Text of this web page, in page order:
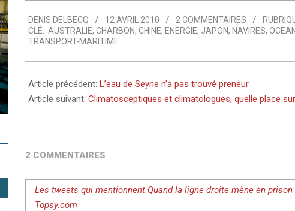
04-
12
DENIS DELBECQ 12 AVRIL 2010 2 COMMENTAIRES
CLÉ: AUSTRALIE, CHARBON, CHINE, ENERGIE, JAPON, NAVIRES,
TRANSPORT-MARITIME
Article précédent: L’eau de Seyne n’a pas trouvé preneur
Article suivant: Climatosceptiques et climatologues, quelle place sur
2 COMMENTAIRES
Les tweets qui mentionnent Quand la ligne droite mène en prison
Topsy.com